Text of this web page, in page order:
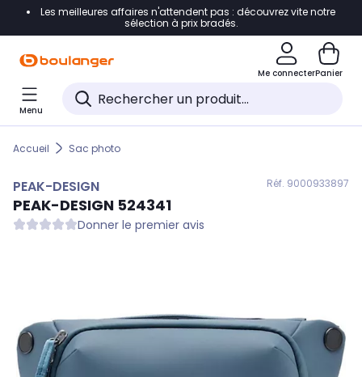
Accéder directement à la navigation
Accéder directement au pied de page
Accéder directement au chatbot
Les meilleures affaires n'attendent pas : découvrez vite notre
sélection à prix bradés.
Me connecterPanier
Menu
Accueil Sac photo
PEAK-DESIGN Réf. 9000933897
PEAK-DESIGN 524341
Donner le premier avis